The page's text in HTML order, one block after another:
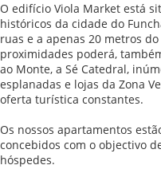
O edifício Viola Market está
históricos da cidade do
ruas e a apenas 20 metros
proximidades poderá,
ao Monte, a Sé Catedral,
esplanadas e lojas da Zona
oferta turística constantes.
Os nossos apartamentos
concebidos com o objectivo
hóspedes.